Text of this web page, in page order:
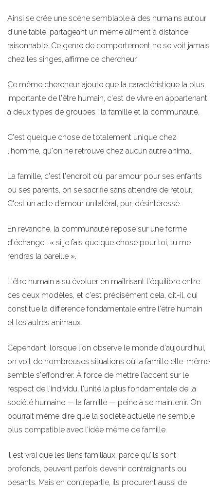
Ainsi se crée une scène semblable à des humains autour
d'une table, partageant un même aliment à distance
raisonnable. Ce genre de comportement ne se voit jamais
chez les singes, affirme ce chercheur.
Ce même chercheur ajoute que la caractéristique la plus
importante de l'être humain, c'est de vivre en appartenant
à deux types de groupes : la famille et la communauté.
C'est quelque chose de totalement unique chez
l'homme, qu'on ne retrouve chez aucun autre animal.
La famille, c'est l'endroit où, par amour pour ses enfants
ou ses parents, on se sacrifie sans attendre de retour.
C'est un acte d'amour unilatéral, pur, désintéressé.
En revanche, la communauté repose sur une forme
d'échange : « si je fais quelque chose pour toi, tu me
rendras la pareille ».
L'être humain a su évoluer en maîtrisant l'équilibre entre
ces deux modèles, et c'est précisément cela, dit-il, qui
constitue la différence fondamentale entre l'être humain
et les autres animaux.
Cependant, lorsque l'on observe le monde d'aujourd'hui,
on voit de nombreuses situations où la famille elle-même
semble s'effondrer. À force de mettre l'accent sur le
respect de l'individu, l'unité la plus fondamentale de la
société humaine — la famille — peine à se maintenir. On
pourrait même dire que la société actuelle ne semble
plus compatible avec l'idée même de famille.
Il est vrai que les liens familiaux, parce qu'ils sont
profonds, peuvent parfois devenir contraignants ou
pesants. Mais en contrepartie, ils procurent aussi de